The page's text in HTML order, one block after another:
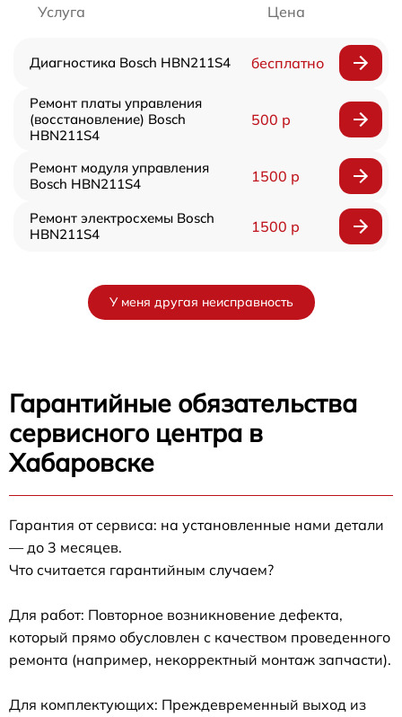
Услуга Цена
Диагностика Bosch HBN211S4 бесплатно
Ремонт платы управления
(восстановление) Bosch
HBN211S4
500 р
Ремонт модуля управления
Bosch HBN211S4
1500 р
Ремонт электросхемы Bosch
HBN211S4
1500 р
У меня другая неисправность
Гарантийные обязательства
сервисного центра в
Хабаровске
Гарантия от сервиса: на установленные нами детали
— до 3 месяцев.
Что считается гарантийным случаем?
Для работ: Повторное возникновение дефекта,
который прямо обусловлен с качеством проведенного
ремонта (например, некорректный монтаж запчасти).
Для комплектующих: Преждевременный выход из